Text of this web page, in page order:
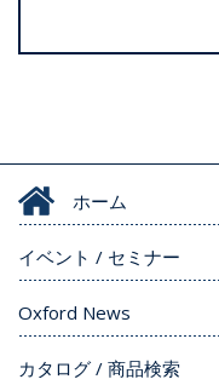
ホーム
イベント / セミナー
Oxford News
カタログ / 商品検索